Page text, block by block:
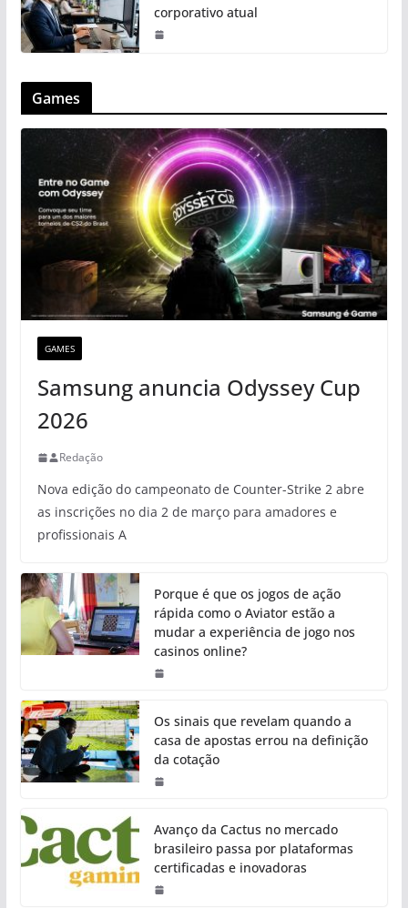
corporativo atual
Games
GAMES
Samsung anuncia Odyssey Cup
2026
Redação
Nova edição do campeonato de Counter-Strike 2 abre
as inscrições no dia 2 de março para amadores e
profissionais A
Porque é que os jogos de ação
rápida como o Aviator estão a
mudar a experiência de jogo nos
casinos online?
Os sinais que revelam quando a
casa de apostas errou na definição
da cotação
Avanço da Cactus no mercado
brasileiro passa por plataformas
certificadas e inovadoras